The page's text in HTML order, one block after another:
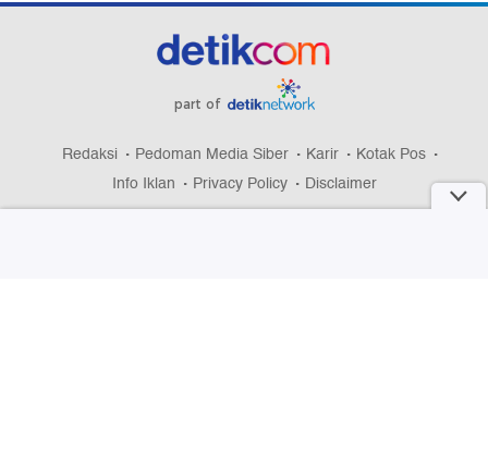
part of
Redaksi Pedoman Media Siber Karir
Kotak Pos
Info Iklan
Privacy Policy Disclaimer